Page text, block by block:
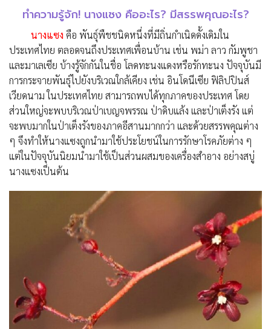
ทำความรู้จัก! นางแซง คืออะไร? มีสรรพคุณอะไร?
นางแซง คือ พันธุ์พืชชนิดหนึ่งที่มีถิ่นกำเนิดดั้งเดิมใน
ประเทศไทย ตลอดจนถึงประเทศเพื่อนบ้าน เช่น พม่า ลาว กัมพูชา
และมาเลเซีย บ้างรู้จักกันในชื่อ โลดทะนงแดงหรือรักทะนง ปัจจุบันมี
การกระจายพันธุ์ไปยังบริเวณใกล้เคียง เช่น อินโดนีเซีย ฟิลิปปินส์
เวียดนาม ในประเทศไทย สามารถพบได้ทุกภาคของประเทศ โดย
ส่วนใหญ่จะพบบริเวณป่าเบญจพรรณ ป่าดิบแล้ง และป่าเต็งรัง แต่
จะพบมากในป่าเต็งรังของภาคอีสานมากกว่า และด้วยสรรพคุณต่าง
ๆ จึงทำให้นางแซงถูกนำมาใช้ประโยชน์ในการรักษาโรคภัยต่าง ๆ
แต่ในปัจจุบันนิยมนำมาใช้เป็นส่วนผสมของเครื่องสำอาง อย่างสบู่
นางแซงเป็นต้น